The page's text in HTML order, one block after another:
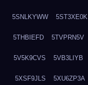
5SNLKYWW 5ST3XE0K
5THBIEFD 5TVPRN5V
5V5K9CVS 5VB3LIYB
5XSF9JLS 5XU6ZP3A